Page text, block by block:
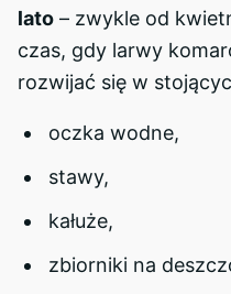
lato – zwykle od
czas, gdy larwy
rozwijać się w
oczka wodne,
stawy,
kałuże,
zbiorniki na